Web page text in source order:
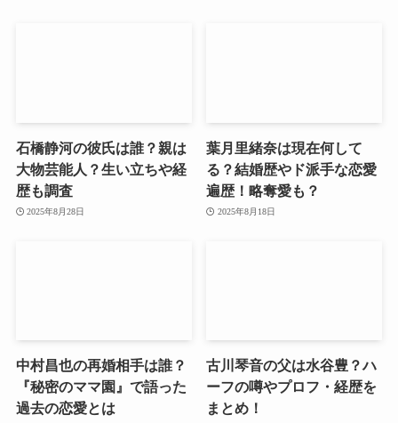
石橋静河の彼氏は誰？親は
大物芸能人？生い立ちや経
歴も調査
2025年8月28日
葉月里緒奈は現在何して
る？結婚歴やド派手な恋愛
遍歴！略奪愛も？
2025年8月18日
中村昌也の再婚相手は誰？
『秘密のママ園』で語った
過去の恋愛とは
古川琴音の父は水谷豊？ハ
ーフの噂やプロフ・経歴を
まとめ！